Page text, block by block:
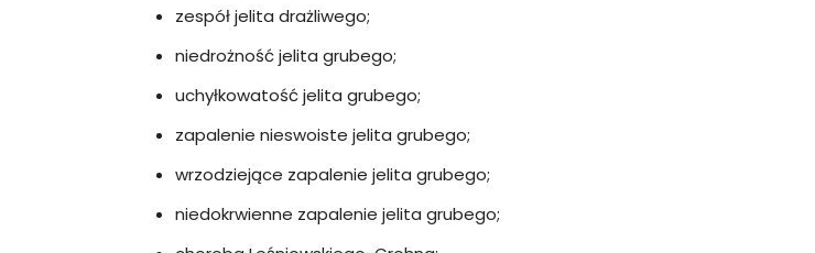
zespół jelita drażliwego;
niedrożność jelita grubego;
uchyłkowatość jelita grubego;
zapalenie nieswoiste jelita grubego;
wrzodziejące zapalenie jelita grubego;
niedokrwienne zapalenie jelita grubego;